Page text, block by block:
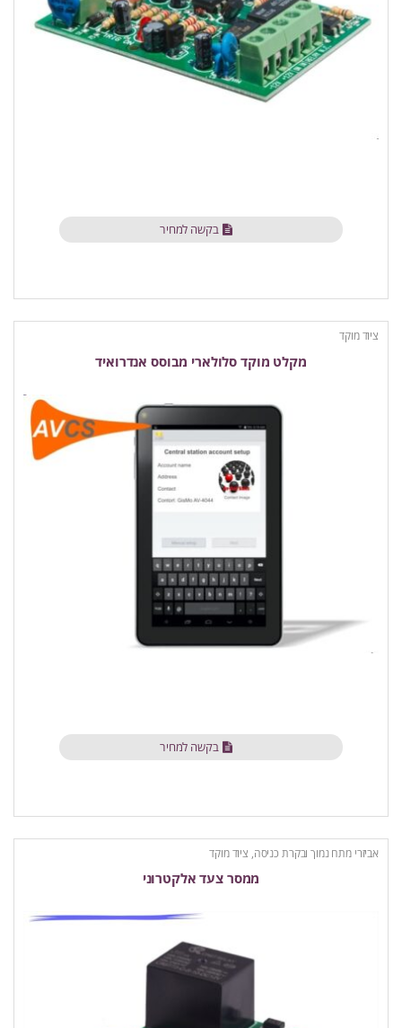
בקשה למחיר
ציוד מוקד
מקלט מוקד סלולארי מבוסס אנדרואיד
בקשה למחיר
אביזרי מתח נמוך ובקרת כניסה, ציוד מוקד
ממסר צעד אלקטרוני